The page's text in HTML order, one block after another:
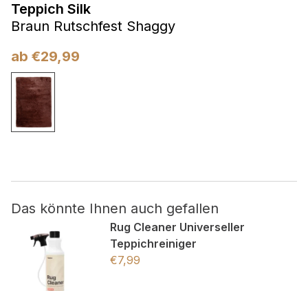
Teppich Silk
Braun Rutschfest Shaggy
ab €29,99
Das könnte Ihnen auch gefallen
Rug Cleaner Universeller
Teppichreiniger
€7,99
Marketing
Marketing-Cookies werden verwendet, um Benutzer über
Websites hinweg zu verfolgen. Das Ziel ist es, Anzeigen
anzuzeigen, die für den einzelnen Benutzer relevant und
ansprechend sind und somit wertvoller für Herausgeber und
Werbetreibende Dritter sind.
Nicht kategorisiert.
wurden.
Alle ablehnen
Meine Einstellungen speichern